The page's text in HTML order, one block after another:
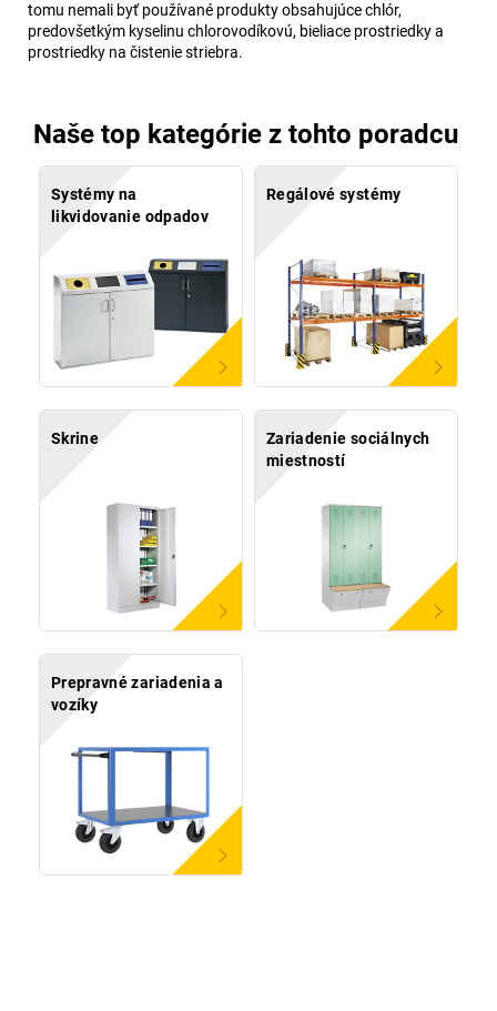
tomu nemali byť používané produkty obsahujúce chlór,
predovšetkým kyselinu chlorovodíkovú, bieliace prostriedky a
prostriedky na čistenie striebra.
Naše top kategórie z tohto poradcu
Systémy na
likvidovanie odpadov
Regálové systémy
Skrine
Zariadenie sociálnych
miestností
Prepravné zariadenia a
vozíky